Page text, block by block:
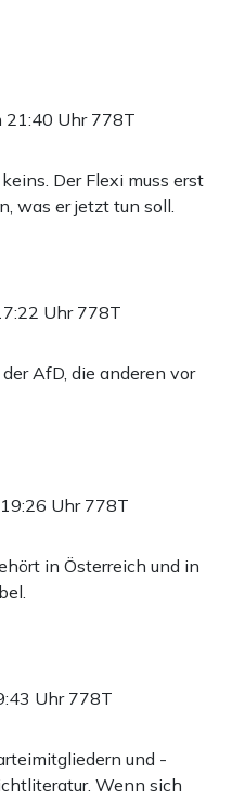
21:40 Uhr 778T
Der Flexi muss erst
was er jetzt tun soll.
Uhr 778T
AfD, die anderen vor
Uhr 778T
in Österreich und in
Uhr 778T
und -
Wenn sich